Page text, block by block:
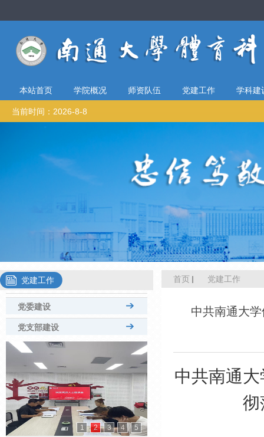
本站首页 学院概况 师资队伍 党建工作 学科建
当前时间：2026-8-8
党建工作
党委建设
党支部建设
1 2 3 4
5
首页 党建工作
中共南通大
中共南通
彻